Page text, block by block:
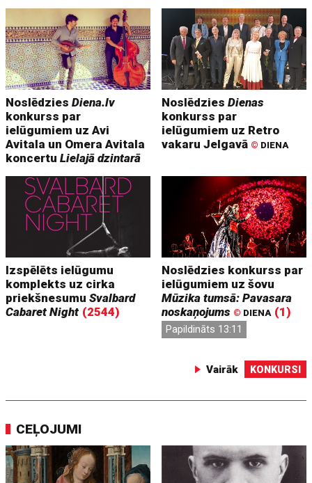
NoslēdziesDiena.lv
konkurss par
ielūgumiem uz Avi
Avitala un Omera Avitala
koncertuLielajā dzintarā
NoslēdziesDienas
konkurss par
ielūgumiem uz Retro
vakaru Jelgavā © DIENA
Izspēlēts ielūgumu
komplekts uz cirka
priekšnesumuSvalbard
Cabaret Night (2544)
Noslēdzies konkurss par
ielūgumiem uz šovu
Mūzika tumsā: Pavasara
noskaņojums © DIENA (1)
Papildināts 13:11
Vairāk KONKURSI
CEĻOJUMI